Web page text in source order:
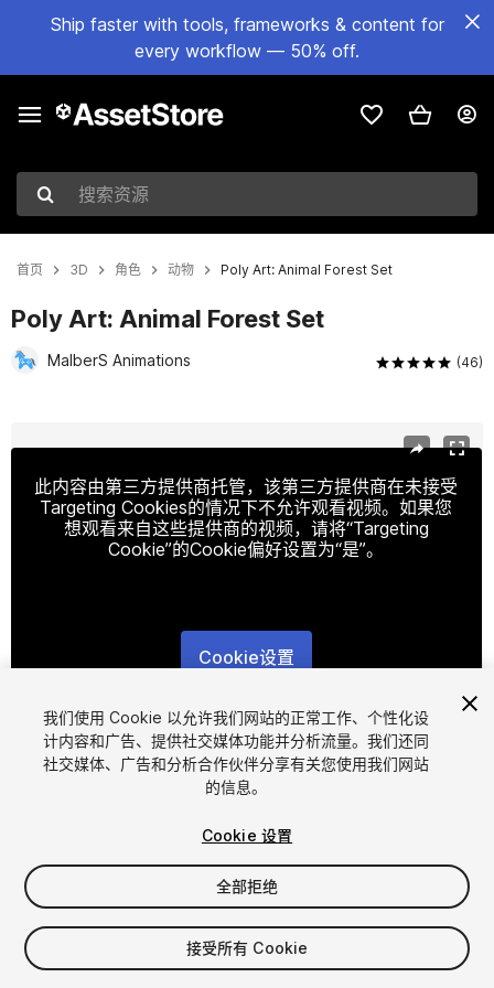
Ship faster with tools, frameworks & content for
every workflow — 50% off.
搜索资源
首页 3D 角色 动物 Poly Art: Animal Forest Set
Poly Art: Animal Forest Set
MalberS Animations (46)
此内容由第三方提供商托管，该第三方提供商在未接受
Targeting Cookies的情况下不允许观看视频。如果您
想观看来自这些提供商的视频，请将“Targeting
Cookie”的Cookie偏好设置为“是”。
Cookie设置
1/36
$179.99
增值税将在结算时计算
我们使用 Cookie 以允许我们网站的正常工作、个性化设
计内容和广告、提供社交媒体功能并分析流量。我们还同
社交媒体、广告和分析合作伙伴分享有关您使用我们网站
的信息。
Cookie 设置
全部拒绝
接受所有 Cookie